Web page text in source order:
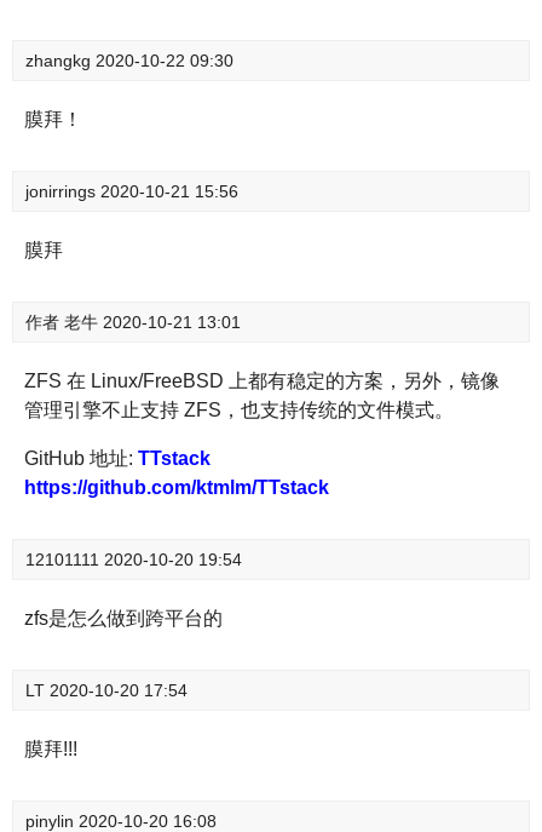
zhangkg 2020-10-22 09:30
膜拜！
jonirrings 2020-10-21 15:56
膜拜
作者 老牛 2020-10-21 13:01
ZFS 在 Linux/FreeBSD 上都有稳定的方案，另外，镜像
管理引擎不止支持 ZFS，也支持传统的文件模式。
GitHub 地址: TTstack
https://github.com/ktmlm/TTstack
12101111 2020-10-20 19:54
zfs是怎么做到跨平台的
LT 2020-10-20 17:54
膜拜!!!
pinylin 2020-10-20 16:08